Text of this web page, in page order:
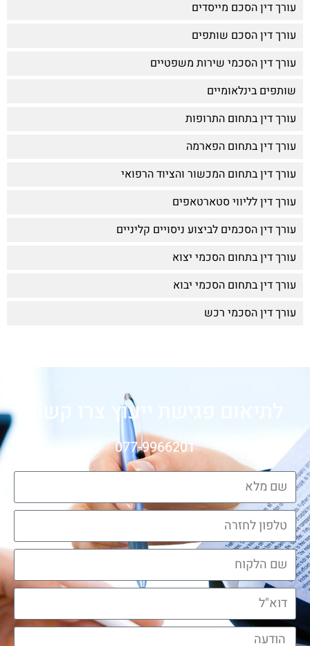
עורך דין הסכם מייסדים
עורך דין הסכם שותפים
עורך דין הסכמי שירות משפטיים
שותפים בינלאומיים
עורך דין בתחום התרופות
עורך דין בתחום הפארמה
עורך דין בתחום המכשור והציוד הרפואי
עורך דין לליווי סטארטאפים
עורך דין הסכמים לביצוע ניסויים קליניים
עורך דין בתחום הסכמי יצוא
עורך דין בתחום הסכמי יבוא
עורך דין הסכמי רכש
לתיאום פגישת ייעוץ צרו קשר:
077-9966201